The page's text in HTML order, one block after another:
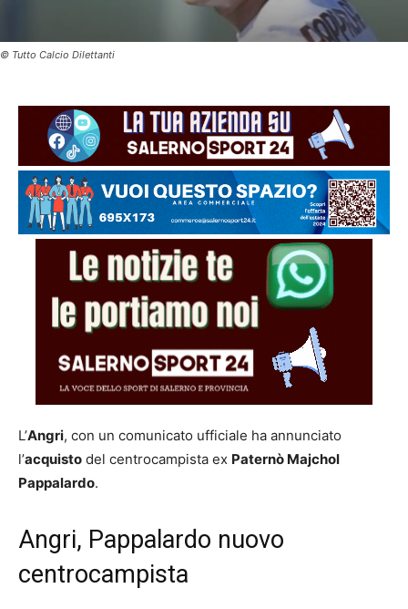
© Tutto Calcio Dilettanti
L’Angri, con un comunicato ufficiale ha annunciato
l’acquisto del centrocampista ex Paternò Majchol
Pappalardo.
Angri, Pappalardo nuovo
centrocampista